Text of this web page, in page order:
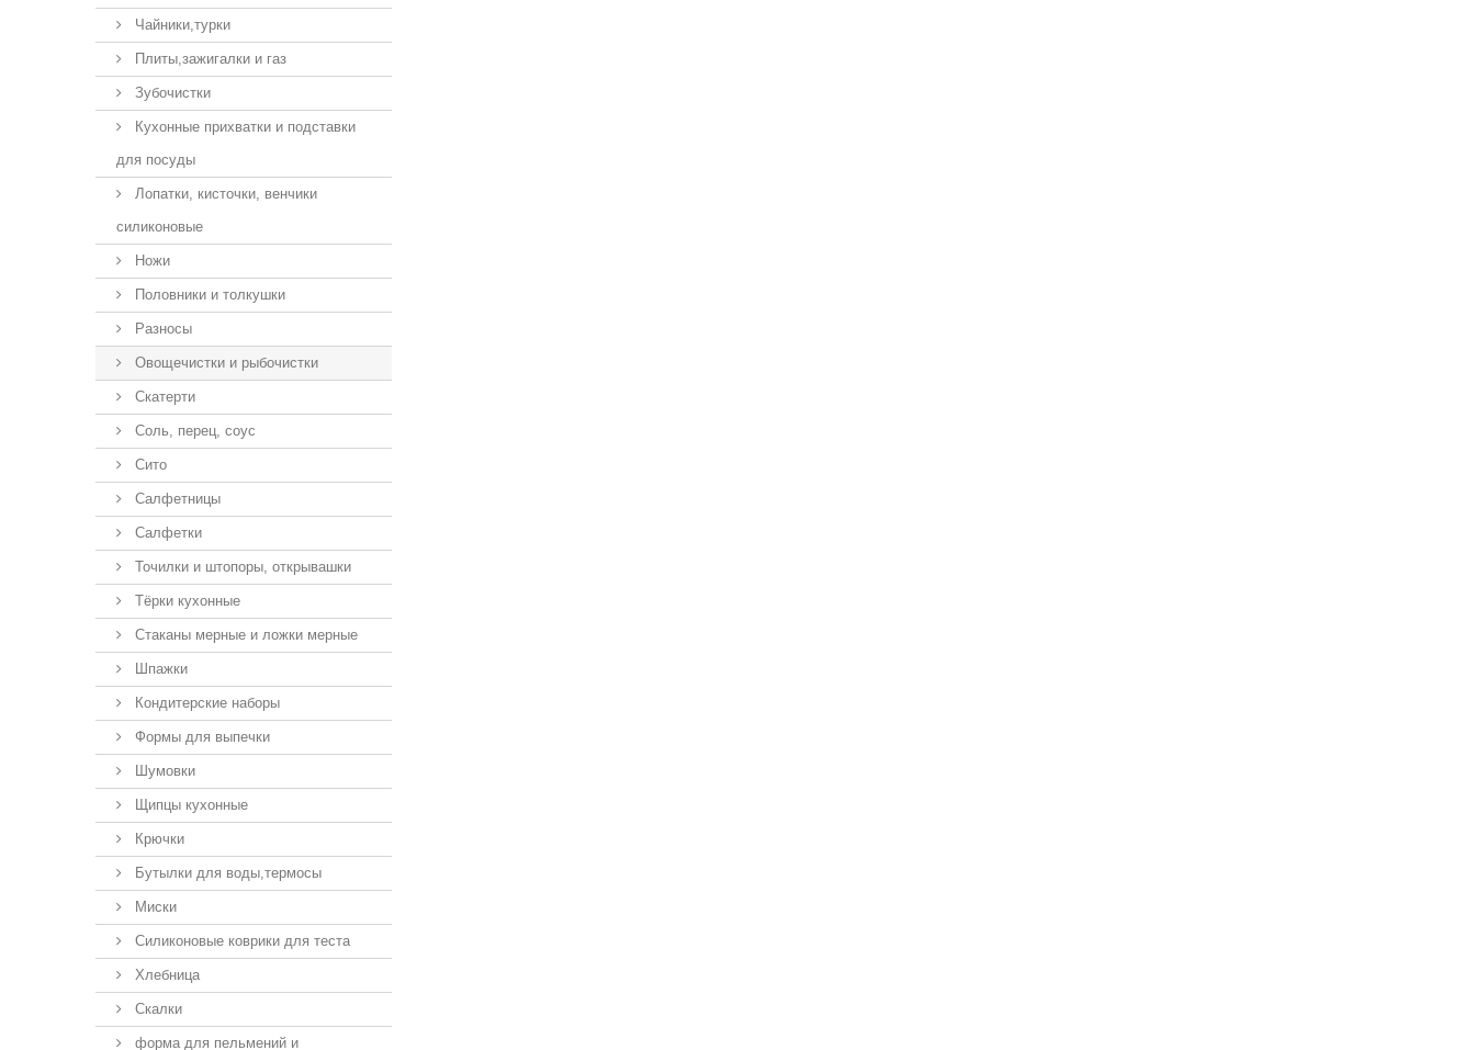
Чайники,турки
Плиты,зажигалки и газ
Зубочистки
Кухонные прихватки и подставки
для посуды
Лопатки, кисточки, венчики
силиконовые
Ножи
Половники и толкушки
Разносы
Овощечистки и рыбочистки
Скатерти
Соль, перец, соус
Сито
Салфетницы
Салфетки
Точилки и штопоры, открывашки
Тёрки кухонные
Стаканы мерные и ложки мерные
Шпажки
Кондитерские наборы
Формы для выпечки
Шумовки
Щипцы кухонные
Крючки
Бутылки для воды,термосы
Миски
Силиконовые коврики для теста
Хлебница
Скалки
форма для пельмений и